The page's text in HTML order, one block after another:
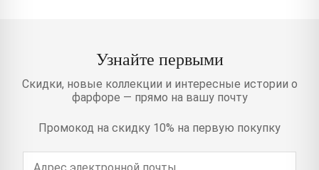
Узнайте первыми
Скидки, новые коллекции и интересные истории о
фарфоре — прямо на вашу почту
Промокод на скидку 10% на первую покупку